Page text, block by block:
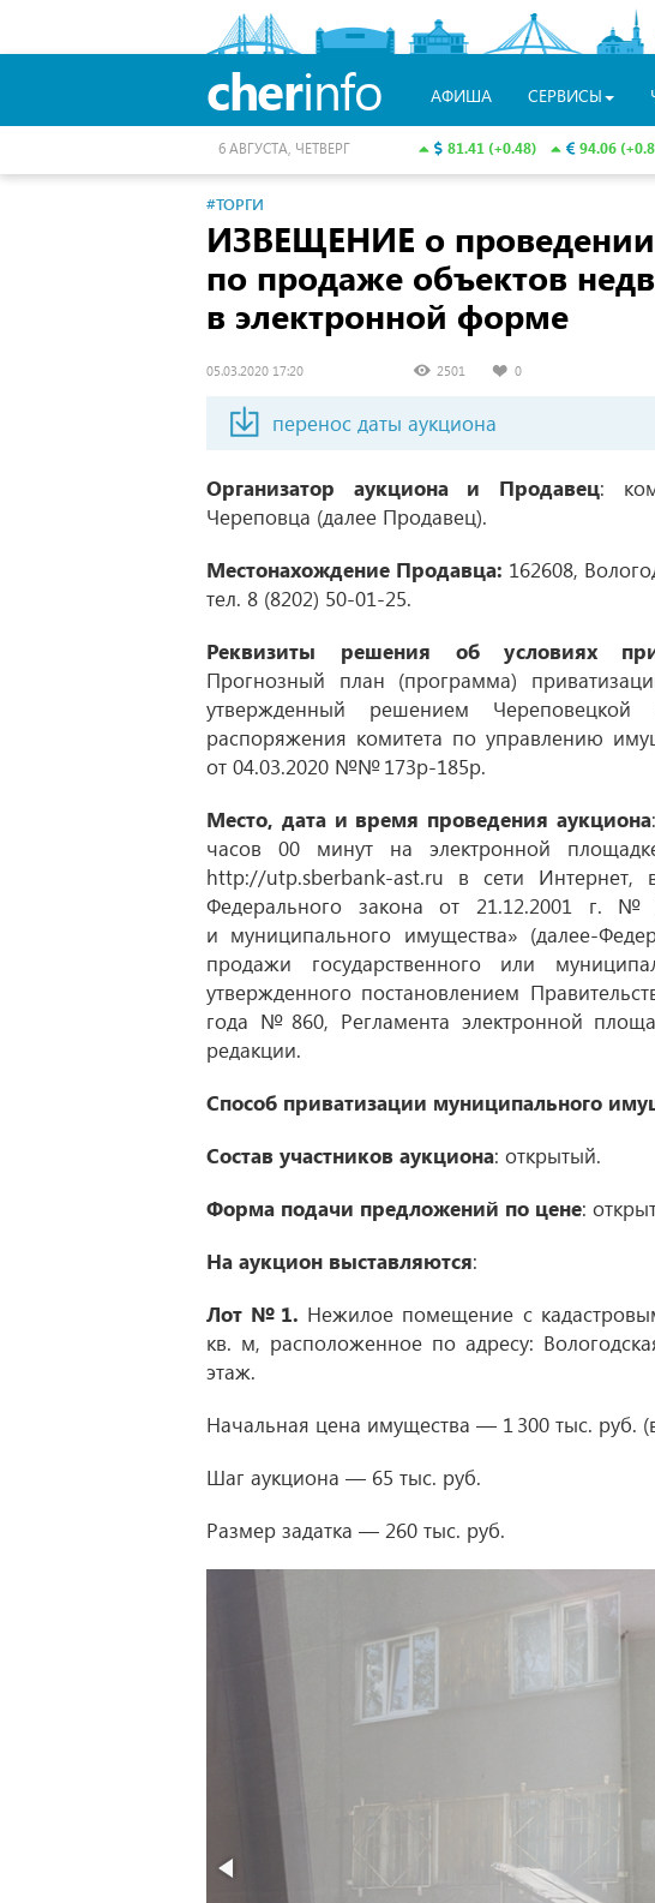
cherinfo АФИША СЕРВИСЫ
81.41 (+0.48) 94.06
6 АВГУСТА, ЧЕТВЕРГ
#ТОРГИ
ИЗВЕЩЕНИЕ о
по продаже объектов
в электронной форме
05.03.2020 17:20 2501 0
перенос даты аукциона
Организатор аукциона и Продавец:
Череповца (далее Продавец).
Местонахождение Продавца: 162608,
тел. 8 (8202) 50-01-25.
Реквизиты решения об условиях
Прогнозный план (программа)
утвержденный решением
распоряжения комитета по управлению
от 04.03.2020 №№ 173р-185р.
Место, дата и время проведения аукциона
часов 00 минут на электронной
http://utp.sberbank-ast.ru в сети Интернет,
Федерального законаот 21.12.2001 г. №
и муниципального имущества» (далее-
продажи государственного или
утвержденного постановлением
года № 860, Регламента электронной
редакции.
Способ приватизации муниципального
Состав участников аукциона: открытый.
Форма подачи предложений по цене:
На аукцион выставляются:
Лот № 1. Нежилое помещение с
кв. м, расположенное по адресу:
этаж.
Начальная цена имущества — 1 300 тыс. руб.
Шаг аукциона — 65 тыс. руб.
Размер задатка — 260 тыс. руб.